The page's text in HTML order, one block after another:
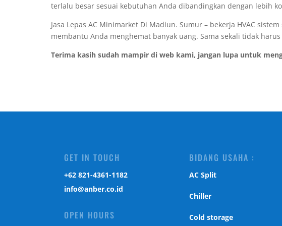
terlalu besar sesuai kebutuhan Anda dibandingkan dengan lebih
Jasa Lepas AC Minimarket Di Madiun. Sumur – bekerja HVAC
membantu Anda menghemat banyak uang. Sama sekali tidak
Terima kasih sudah mampir di web kami, jangan lupa untuk
GET IN TOUCH
‎+62 821-4361-1182
info@anber.co.id
OPEN HOURS
BIDANG USAHA :
AC Split
Chiller
Cold storage